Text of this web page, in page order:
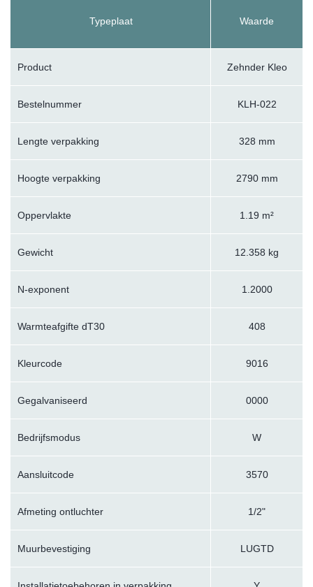
Typeplaat Waarde
Product Zehnder Kleo
Bestelnummer KLH-022
Lengte verpakking 328 mm
Hoogte verpakking 2790 mm
Oppervlakte 1.19 m²
Gewicht 12.358 kg
N-exponent 1.2000
Warmteafgifte dT30 408
Kleurcode 9016
Gegalvaniseerd 0000
Bedrijfsmodus W
Aansluitcode 3570
Afmeting ontluchter 1/2"
Muurbevestiging LUGTD